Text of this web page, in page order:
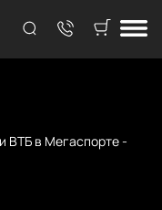
ВТБ в Мегаспорте -